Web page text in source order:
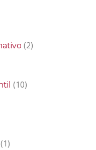
(2)
(10)
(1)